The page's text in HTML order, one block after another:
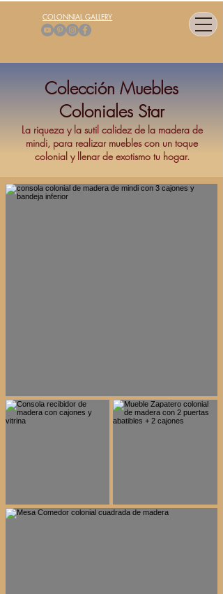
COLONNIAL GALLERY
Colección Muebles
Coloniales Star
La riqueza y la sutil calidez de la madera de
mindi, para realizar muebles con un toque
colonial y llenar de exotismo tu hogar.